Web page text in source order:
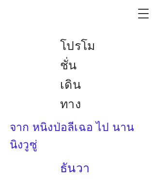
โปรโม
ชั่น
เดิน
ทาง
จาก หนิงป่อลีเฉอ ไป นาน
นิงวูซู่
ธันวา